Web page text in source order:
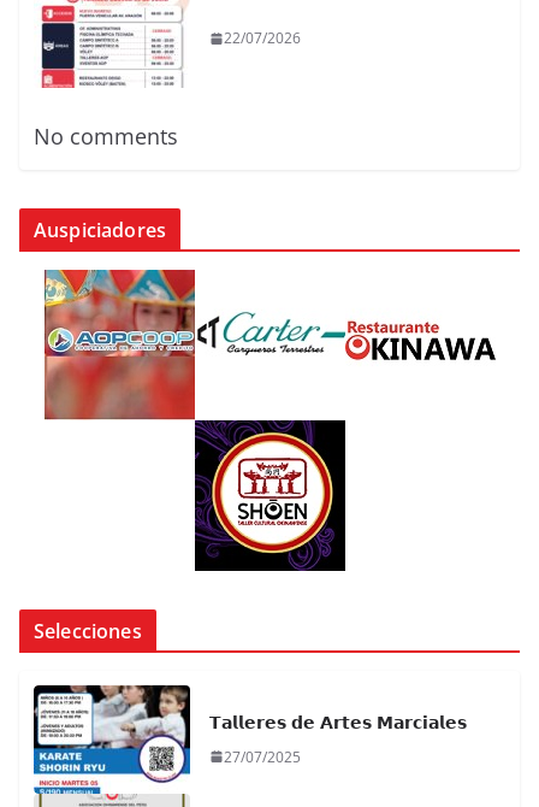
22/07/2026
No comments
Auspiciadores
Selecciones
𝗧𝗮𝗹𝗹𝗲𝗿𝗲𝘀 𝗱𝗲 𝗔𝗿𝘁𝗲𝘀 𝗠𝗮𝗿𝗰𝗶𝗮𝗹𝗲𝘀
27/07/2025